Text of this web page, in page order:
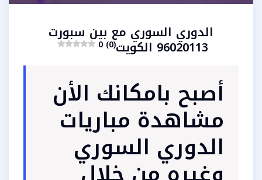
الدوري السوري مع بين سبورت
96020113 الكويت 0 (0)
أصبح بامكانك الأن
مشاهدة مباريات
الدوري السوري